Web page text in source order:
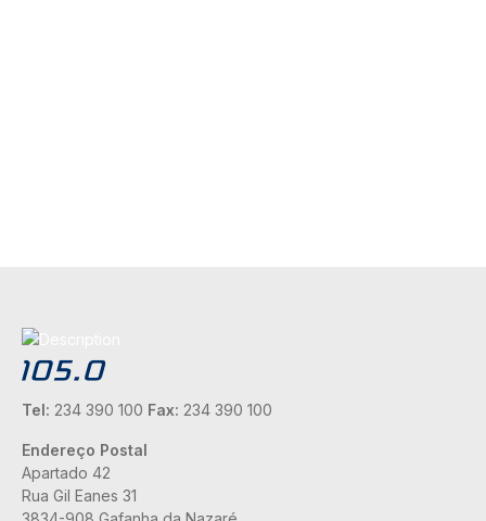
Tel: 234 390 100 Fax: 234 390 100
Endereço Postal
Apartado 42
Rua Gil Eanes 31